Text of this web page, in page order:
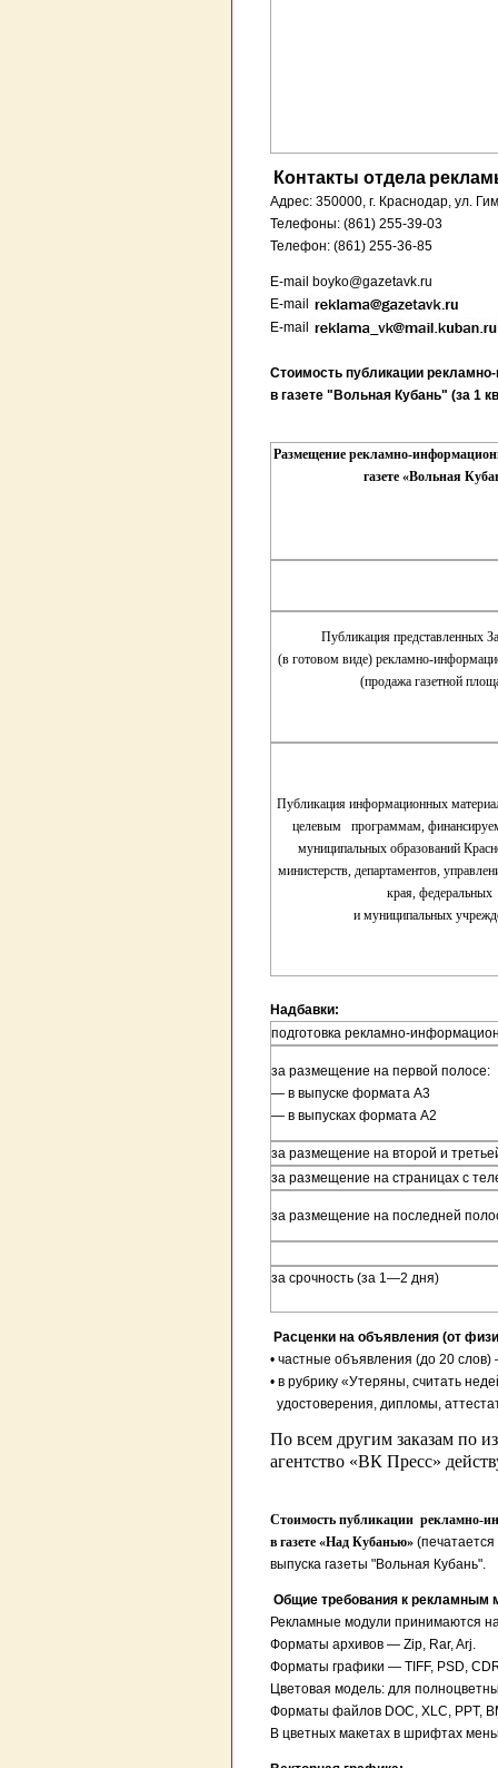
Контакты отдела
Адрес: 350000, г. Краснодар, ул.
Телефоны: (861) 255-39-03
Телефон: (861) 255-36-85
E-mail boyko@gazetavk.ru
E-mail
E-mail
Стоимость публикации
в газете "Вольная Кубань" (за 1
Размещение рекламно-
газете «Вольная
Публикация представленных
(в готовом виде) рекламно-
(продажа газетной
Публикация информационных
целевым программам,
муниципальных образований
министерств, департаментов,
края, федеральных
и муниципальных
Надбавки:
подготовка рекламно-
за размещение на первой полосе:
— в выпуске формата А3
— в выпусках формата А2
за размещение на второй и
за размещение на страницах с
за размещение на последней
за срочность (за 1—2 дня)
Расценки на объявления (от
• частные объявления (до 20 слов)
• в рубрику «Утеряны, считать
удостоверения, дипломы,
По всем другим заказам по
агентство «ВК Пресс»
Стоимость публикации рекламно-
в газете «Над Кубанью» (печатается
выпуска газеты "Вольная Кубань".
Общие требования к рекламным
Рекламные модули принимаются
Форматы архивов — Zip, Rar, Arj.
Форматы графики — TIFF, PSD,
Цветовая модель: для
Форматы файлов DOC, XLC, PPT,
В цветных макетах в шрифтах